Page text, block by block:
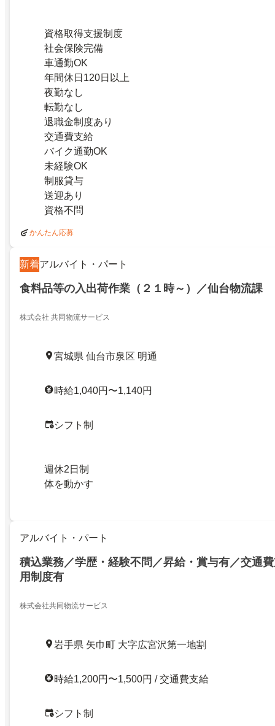
資格取得支援制度
社会保険完備
車通勤OK
年間休日120日以上
夜勤なし
転勤なし
退職金制度あり
交通費支給
バイク通勤OK
未経験OK
制服貸与
送迎あり
資格不問
かんたん応募
新着アルバイト・パート
食料品等の入出荷作業（２１時～）／仙台物流課
株式会社 共同物流サービス
宮城県 仙台市泉区 明通
時給1,040円〜1,140円
シフト制
週休2日制
体を動かす
アルバイト・パート
積込業務／学歴・経験不問／昇給・賞与有／交通
用制度有
株式会社共同物流サービス
岩手県 矢巾町 大字広宮沢第一地割
時給1,200円〜1,500円 / 交通費支給
シフト制